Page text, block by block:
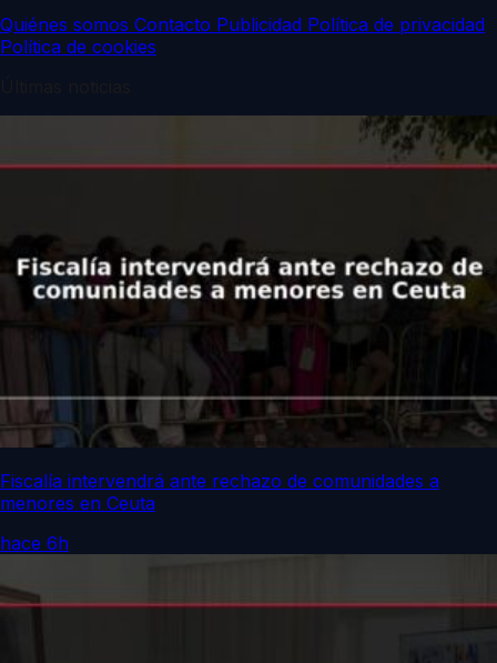
Quiénes somos Contacto Publicidad Política de privacidad
Política de cookies
Fiscalía intervendrá ante rechazo de comunidades a
menores en Ceuta
hace 6h